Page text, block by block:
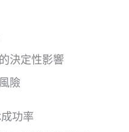
決定性影響
險
功率